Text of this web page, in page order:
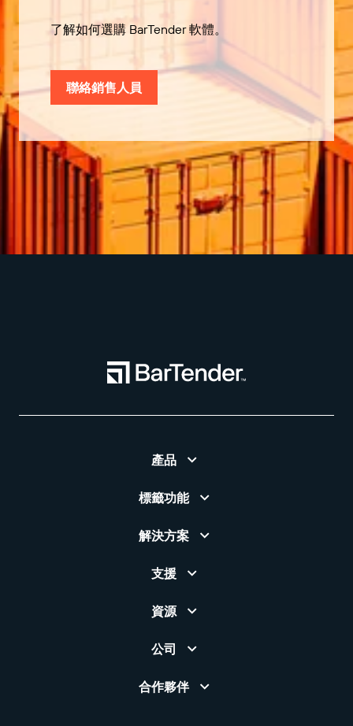
了解如何選購 BarTender 軟體。
聯絡銷售人員
產品
標籤功能
解決方案
支援
資源
公司
合作夥伴